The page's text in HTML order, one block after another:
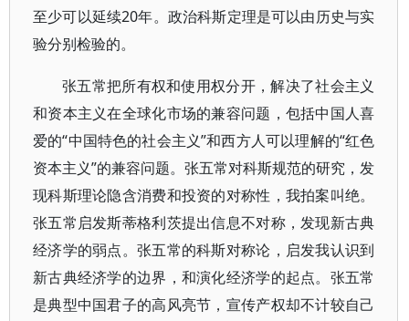
至少可以延续20年。政治科斯定理是可以由历史与实
验分别检验的。
张五常把所有权和使用权分开，解决了社会主义
和资本主义在全球化市场的兼容问题，包括中国人喜
爱的“中国特色的社会主义”和西方人可以理解的“红色
资本主义”的兼容问题。张五常对科斯规范的研究，发
现科斯理论隐含消费和投资的对称性，我拍案叫绝。
张五常启发斯蒂格利茨提出信息不对称，发现新古典
经济学的弱点。张五常的科斯对称论，启发我认识到
新古典经济学的边界，和演化经济学的起点。张五常
是典型中国君子的高风亮节，宣传产权却不计较自己